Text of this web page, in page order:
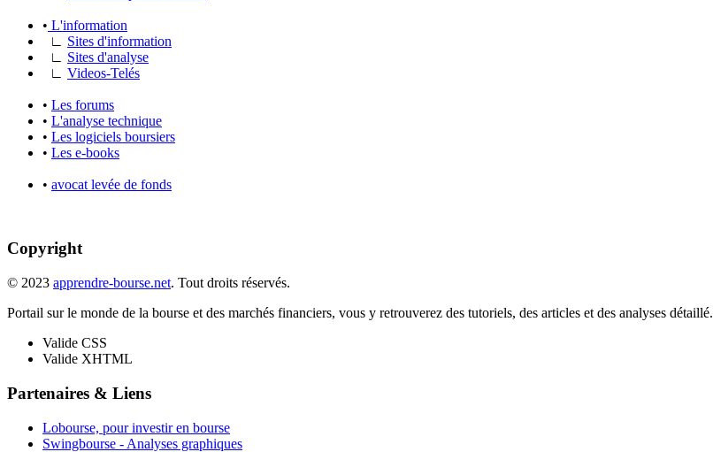
• L'information
∟ Sites d'information
∟ Sites d'analyse
∟ Videos-Telés
• Les forums
• L'analyse technique
• Les logiciels boursiers
• Les e-books
• avocat levée de fonds
Copyright
© 2023 apprendre-bourse.net. Tout droits réservés.
Portail sur le monde de la bourse et des marchés financiers, vous y retrouverez des tutoriels, des articles et des analyses détaillé.
Valide CSS
Valide XHTML
Partenaires & Liens
Lobourse, pour investir en bourse
Swingbourse - Analyses graphiques